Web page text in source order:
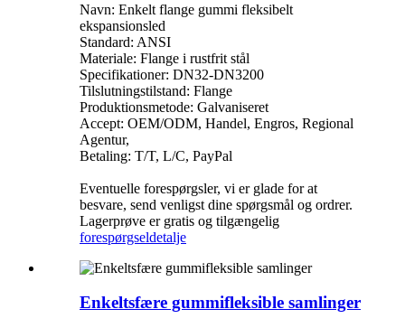
Navn: Enkelt flange gummi fleksibelt
ekspansionsled
Standard: ANSI
Materiale: Flange i rustfrit stål
Specifikationer: DN32-DN3200
Tilslutningstilstand: Flange
Produktionsmetode: Galvaniseret
Accept: OEM/ODM, Handel, Engros, Regional
Agentur,
Betaling: T/T, L/C, PayPal
Eventuelle forespørgsler, vi er glade for at
besvare, send venligst dine spørgsmål og ordrer.
Lagerprøve er gratis og tilgængelig
forespørgseldetalje
Enkeltsfære gummifleksible samlinger